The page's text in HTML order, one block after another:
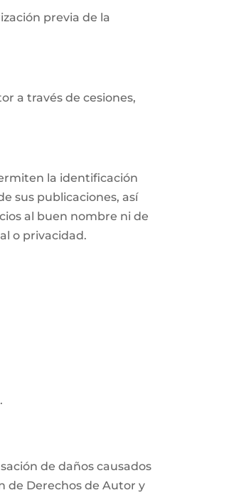
previa de la
a través de cesiones,
la identificación
sus publicaciones, así
al buen nombre ni de
o privacidad.
de daños causados
de Derechos de Autor y